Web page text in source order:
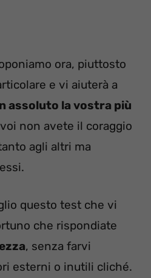
ora, piuttosto
e vi aiuterà a
assoluto la vostra più
non avete il coraggio
agli altri ma
questo test che vi
che rispondiate
, senza farvi
esterni o inutili cliché.